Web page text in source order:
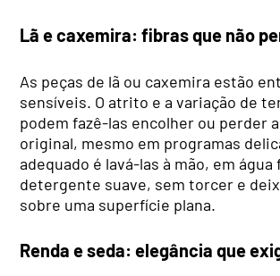
Lã e caxemira: fibras que não
As peças de lã ou caxemira estão
sensíveis. O atrito e a variação de
podem fazê-las encolher ou perder
original, mesmo em programas
adequado é lavá-las à mão, em água
detergente suave, sem torcer e
sobre uma superfície plana.
Renda e seda: elegância que